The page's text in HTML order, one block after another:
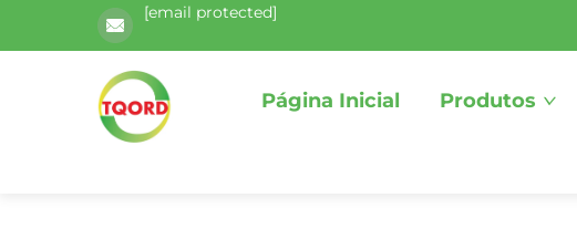
[email protected]
Página Inicial Produtos